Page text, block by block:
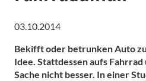
03.10.2014
Bekifft oder betrunken Auto
Idee. Stattdessen aufs
Sache nicht besser. In einer